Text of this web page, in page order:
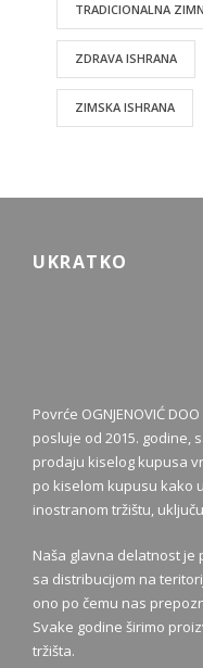
TRADICIONALNA
ZDRAVA ISHRANA
ZIMSKA ISHRANA
UKRATKO
Povrće OGNJENOVIĆ
posluje od 2015. godine,
prodaju kiselog kupusa
po kiselom kupusu kako
inostranom tržištu,
Naša glavna delatnost
sa distribucijom na
ono po čemu nas
Svake godine širimo
tržišta.